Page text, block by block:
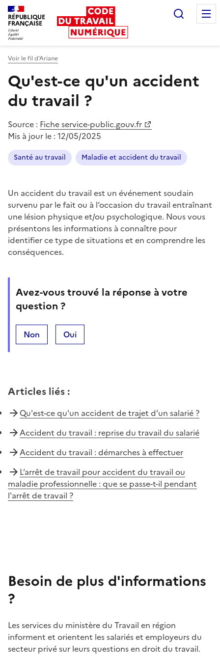
RÉPUBLIQUE
FRANÇAISE
Voir le fil d’Ariane
Qu'est-ce qu'un accident
du travail ?
Source : Fiche service-public.gouv.fr
Mis à jour le : 12/05/2025
Santé au travail Maladie et accident du travail
Un accident du travail est un événement soudain
survenu par le fait ou à l’occasion du travail entraînant
une lésion physique et/ou psychologique. Nous vous
présentons les informations à connaître pour
identifier ce type de situations et en comprendre les
conséquences.
Avez-vous trouvé la réponse à votre
question ?
Non Oui
Articles liés :
Qu'est-ce qu'un accident de trajet d’un salarié ?
Accident du travail : reprise du travail du salarié
Accident du travail : démarches à effectuer
L’arrêt de travail pour accident du travail ou
maladie professionnelle : que se passe-t-il pendant
l'arrêt de travail ?
Besoin de plus d'informations
?
Les services du ministère du Travail en région
informent et orientent les salariés et employeurs du
secteur privé sur leurs questions en droit du travail.